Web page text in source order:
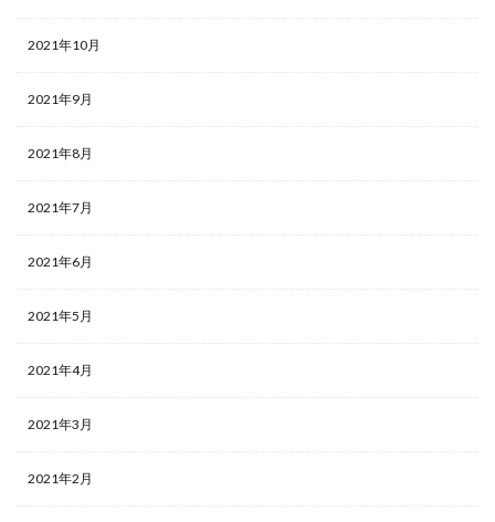
2021年10月
2021年9月
2021年8月
2021年7月
2021年6月
2021年5月
2021年4月
2021年3月
2021年2月